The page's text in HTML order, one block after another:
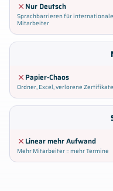
Nur Deutsch
Sprachbarrieren für internationale
Mitarbeiter
Papier-Chaos
Ordner, Excel, verlorene Zertifikate
Linear mehr Aufwand
Mehr Mitarbeiter = mehr Termine